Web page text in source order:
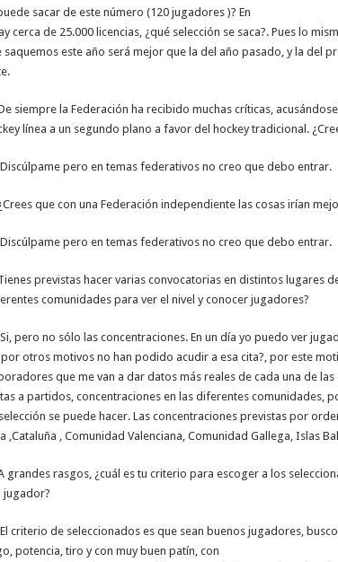
sacar de este número (120 jugadores )? En
cerca de 25.000 licencias, ¿qué selección se saca?. Pues lo
saquemos este año será mejor que la del año pasado, y la del
siempre la Federación ha recibido muchas críticas,
línea a un segundo plano a favor del hockey tradicional.
Discúlpame pero en temas federativos no creo que debo entrar.
que con una Federación independiente las cosas irían
Discúlpame pero en temas federativos no creo que debo entrar.
previstas hacer varias convocatorias en distintos lugares
comunidades para ver el nivel y conocer jugadores?
pero no sólo las concentraciones. En un día yo puedo ver
otros motivos no han podido acudir a esa cita?, por este
que me van a dar datos más reales de cada una de
a partidos, concentraciones en las diferentes comunidades,
se puede hacer. Las concentraciones previstas por
,Cataluña , Comunidad Valenciana, Comunidad Gallega, Islas
grandes rasgos, ¿cuál es tu criterio para escoger a los
jugador?
El criterio de seleccionados es que sean buenos jugadores,
potencia, tiro y con muy buen patín, con